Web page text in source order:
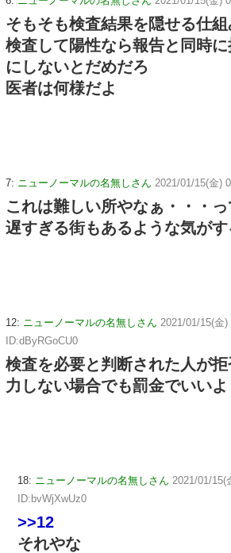
そもそも検査結果を隠せる仕
検査して陽性なら報告と同時
にしないとだめだろ
医者は何様だよ
7: ニューノーマルの名無しさん 2021/01/15(金)
これは難しい所やなぁ・・・
遅すぎる街もあるような気がす
12: ニューノーマルの名無しさん 2021/01/15(金
ID:dByRGoCU0
検査を必要と判断された人が
力しない場合でも罰金でいいよ
18: ニューノーマルの名無しさん 2021/01/15(
ID:bvWjXwUz0
>>12
それやな